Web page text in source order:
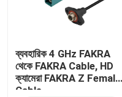
ব্যবহারিক 4 GHz FAKRA
থেকে FAKRA Cable, HD
ক্যামেরা FAKRA Z Female
Cable